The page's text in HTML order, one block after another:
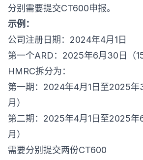
分别需要提交CT600申报。
示例：
公司注册日期：2024年4月1日
第一个ARD：2025年6月30日（
HMRC拆分为：
第一期：2024年4月1日至2025年
月）
第二期：2025年4月1日至2025
月）
需要分别提交两份CT600